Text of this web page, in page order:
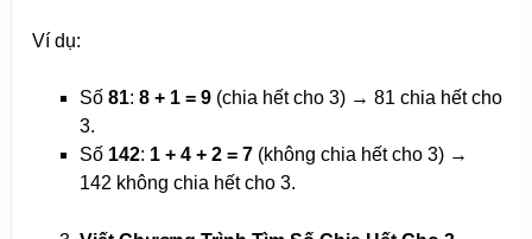
Ví dụ:
Số 81: 8 + 1 = 9(chia hết cho 3) → 81 chia hết cho
3.
Số 142: 1 + 4 + 2 = 7(không chia hết cho 3) →
142 không chia hết cho 3.